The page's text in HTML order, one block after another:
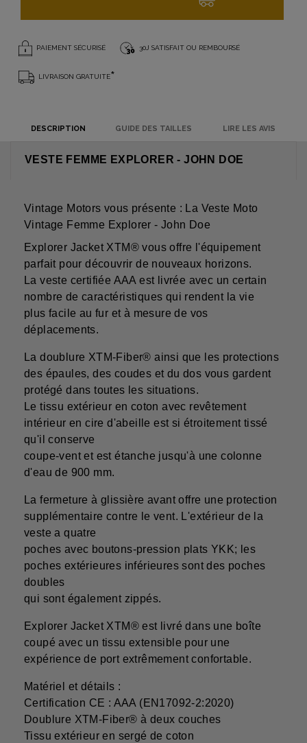
PAIEMENT SÉCURISÉ 30J SATISFAIT OU REMBOURSÉ
LIVRAISON GRATUITE*
DESCRIPTION GUIDE DES TAILLES LIRE LES AVIS
VESTE FEMME EXPLORER - JOHN DOE
Vintage Motors vous présente : La Veste Moto
Vintage Femme Explorer - John Doe
Explorer Jacket XTM® vous offre l'équipement
parfait pour découvrir de nouveaux horizons.
La veste certifiée AAA est livrée avec un certain
nombre de caractéristiques qui rendent la vie
plus facile au fur et à mesure de vos
déplacements.
La doublure XTM-Fiber® ainsi que les protections
des épaules, des coudes et du dos vous gardent
protégé dans toutes les situations.
Le tissu extérieur en coton avec revêtement
intérieur en cire d'abeille est si étroitement tissé
qu'il conserve
coupe-vent et est étanche jusqu'à une colonne
d'eau de 900 mm.
La fermeture à glissière avant offre une protection
supplémentaire contre le vent. L'extérieur de la
veste a quatre
poches avec boutons-pression plats YKK; les
poches extérieures inférieures sont des poches
doubles
qui sont également zippés.
Explorer Jacket XTM® est livré dans une boîte
coupé avec un tissu extensible pour une
expérience de port extrêmement confortable.
Matériel et détails :
Certification CE : AAA (EN17092-2:2020)
Doublure XTM-Fiber® à deux couches
Tissu extérieur en sergé de coton